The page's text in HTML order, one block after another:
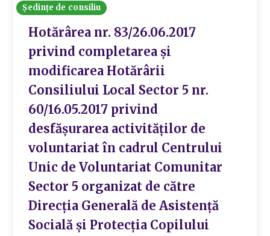
Ședințe de consiliu
Hotărârea nr. 83/26.06.2017
privind completarea și
modificarea Hotărârii
Consiliului Local Sector 5 nr.
60/16.05.2017 privind
desfășurarea activităților de
voluntariat în cadrul Centrului
Unic de Voluntariat Comunitar
Sector 5 organizat de către
Direcția Generală de Asistență
Socială și Protecția Copilului